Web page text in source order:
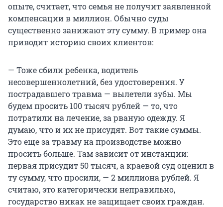
опыте, считает, что семья не получит заявленной
компенсации в миллион. Обычно суды
существенно занижают эту сумму. В пример она
приводит историю своих клиентов:
— Тоже сбили ребенка, водитель
несовершеннолетний, без удостоверения. У
пострадавшего травма — вылетели зубы. Мы
будем просить 100 тысяч рублей — то, что
потратили на лечение, за рваную одежду. Я
думаю, что и их не присудят. Вот такие суммы.
Это еще за травму на производстве можно
просить больше. Там зависит от инстанции:
первая присудит 50 тысяч, а краевой суд оценил в
ту сумму, что просили, — 2 миллиона рублей. Я
считаю, это категорически неправильно,
государство никак не защищает своих граждан.